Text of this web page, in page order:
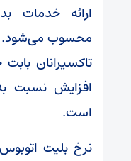
ارائه خدمات
محسوب می‌شود.
تاکسیرانان
افزایش نسبت
است.